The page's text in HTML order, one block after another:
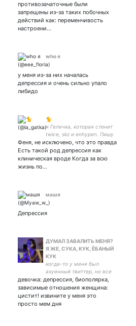
противозачаточные были
запрещены из-за таких побочных
действий как: переменчивость
настроени…
who я
у меня из-за них началась
депрессия и очень сильно упало
либидо
🐈
я Гелечка, которая стенит
twice, skz и enhypen. Пишу
здесь по поводу и без
повода о филфаке и о
своих траблах с башкой.
Феня, не исключено, что это правда
Есть такой род депрессия как
клиническая вроде Когда за всю
жизнь по…
машя
Депрессия
ДУМАЛ ЗАВАЛИТЬ МЕНЯ?
Я ЖЕ, СУКА, КУК, ЁБАНЫЙ
КУК
когда-то у меня был
ахуенный твиттер, но все
потрачено
девочка: депрессия, биополярка,
зависимые отношения женщина:
цистит! извините у меня это
просто мем дня